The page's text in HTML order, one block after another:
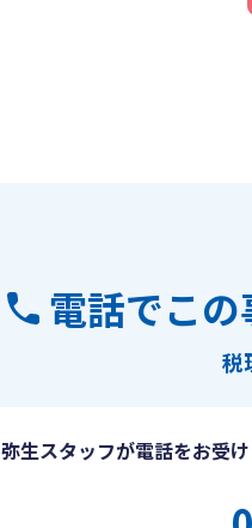
電話でこ
税
弥生スタッフが電話をお受